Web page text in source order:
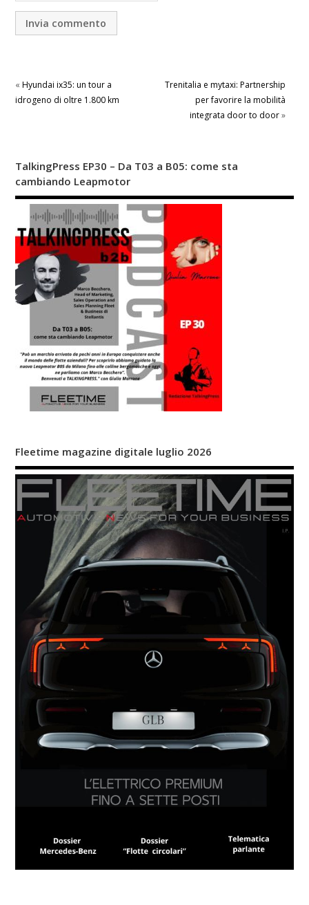
« Hyundai ix35: un tour a
idrogeno di oltre 1.800 km
Trenitalia e mytaxi: Partnership
per favorire la mobilità
integrata door to door»
TalkingPress EP30 – Da T03 a B05: come sta
cambiando Leapmotor
Fleetime magazine digitale luglio 2026